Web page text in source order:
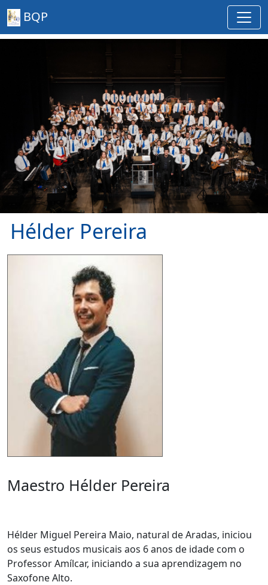
BQP
Hélder Pereira
Maestro Hélder Pereira
Hélder Miguel Pereira Maio, natural de Aradas, iniciou
os seus estudos musicais aos 6 anos de idade com o
Professor Amílcar, iniciando a sua aprendizagem no
Saxofone Alto.